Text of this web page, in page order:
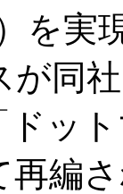
を実
が同
ドッ
再編